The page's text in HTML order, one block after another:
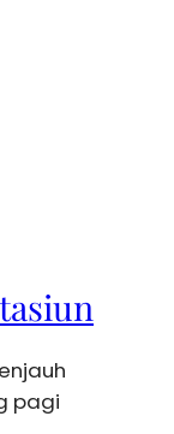
pagi